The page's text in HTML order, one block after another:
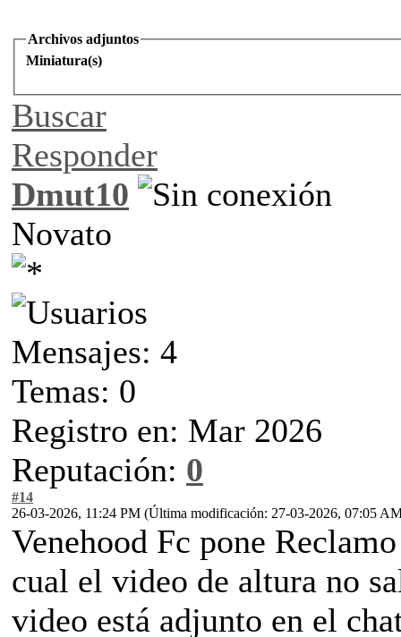
Archivos adjuntos
Miniatura(s)
Buscar
Responder
Dmut10
Novato
Mensajes: 4
Temas: 0
Registro en: Mar 2026
Reputación: 0
#14
26-03-2026, 11:24 PM (Última modificación: 27-03-2026, 07:05
Venehood Fc pone
cual el video de altura no
video está adjunto en el